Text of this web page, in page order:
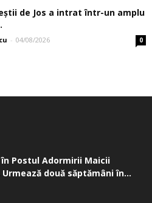
de Jos a intrat într-un amplu
- 04/08/2026 0
Postul Adormirii Maicii
două săptămâni în...